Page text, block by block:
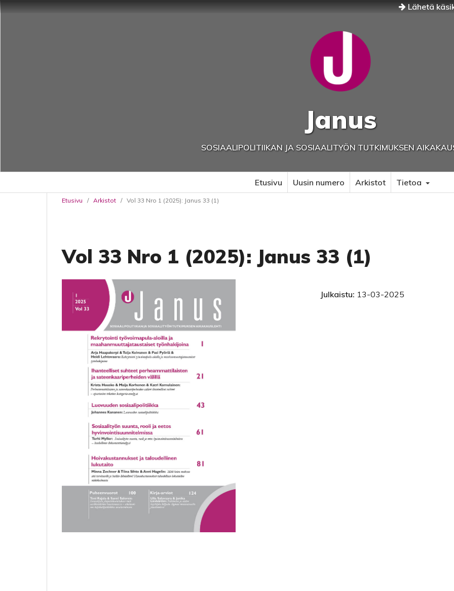
Lähetä
Janus
SOSIAALIPOLITIIKAN JA SOSIAALITYÖN TUTKIMUKSEN
Etusivu Uusin numero Arkistot Tietoa
Etusivu / Arkistot / Vol 33 Nro 1 (2025): Janus 33 (1)
Vol 33 Nro 1 (2025): Janus 33 (1)
Julkaistu: 13-03-2025